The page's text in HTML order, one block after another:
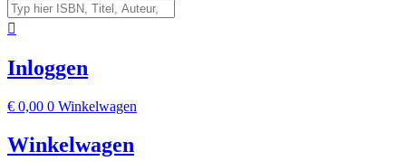
Inloggen
€ 0,00 0 Winkelwagen
Winkelwagen